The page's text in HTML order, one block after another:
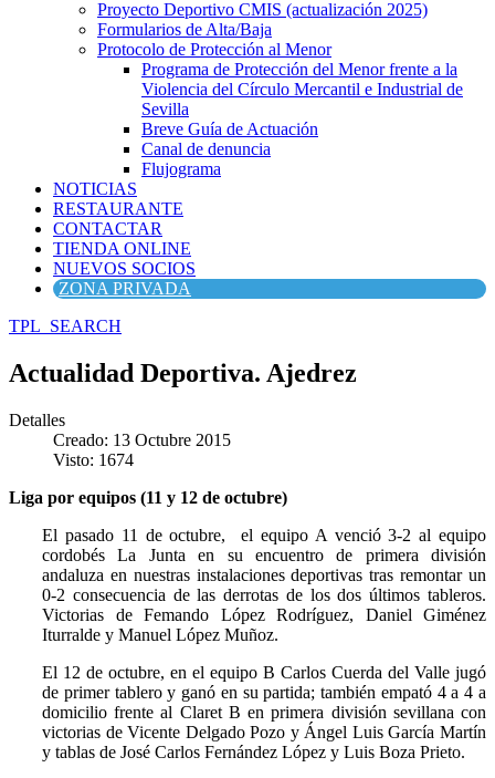
Proyecto Deportivo CMIS (actualización 2025)
Formularios de Alta/Baja
Protocolo de Protección al Menor
Programa de Protección del Menor frente a la
Violencia del Círculo Mercantil e Industrial de
Sevilla
Breve Guía de Actuación
Canal de denuncia
Flujograma
NOTICIAS
RESTAURANTE
CONTACTAR
TIENDA ONLINE
NUEVOS SOCIOS
ZONA PRIVADA
TPL_SEARCH
Actualidad Deportiva. Ajedrez
Detalles
Creado: 13 Octubre 2015
Visto: 1674
Liga por equipos (11 y 12 de octubre)
El pasado 11 de octubre, el equipo A venció 3-2 al equipo
cordobés La Junta en su encuentro de primera división
andaluza en nuestras instalaciones deportivas tras remontar un
0-2 consecuencia de las derrotas de los dos últimos tableros.
Victorias de Femando López Rodríguez, Daniel Giménez
Iturralde y Manuel López Muñoz.
El 12 de octubre, en el equipo B Carlos Cuerda del Valle jugó
de primer tablero y ganó en su partida; también empató 4 a 4 a
domicilio frente al Claret B en primera división sevillana con
victorias de Vicente Delgado Pozo y Ángel Luis García Martín
y tablas de José Carlos Fernández López y Luis Boza Prieto.